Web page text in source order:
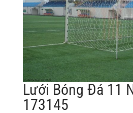
Lưới Bóng Đá 11
173145